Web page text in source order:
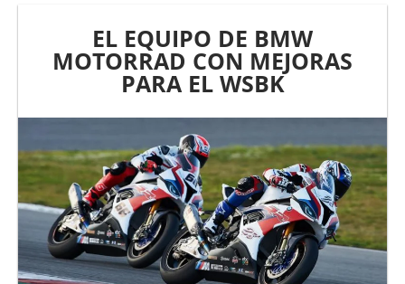
EL EQUIPO DE BMW
MOTORRAD CON MEJORAS
PARA EL WSBK